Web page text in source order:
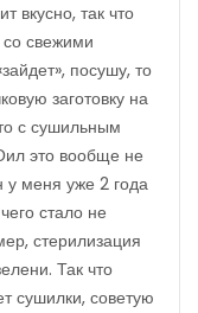
вкусно, так что
свежими
посушу, то
заготовку на
с сушильным
это вообще не
у меня уже 2 года
стало не
стерилизация
Так что
сушилки, советую